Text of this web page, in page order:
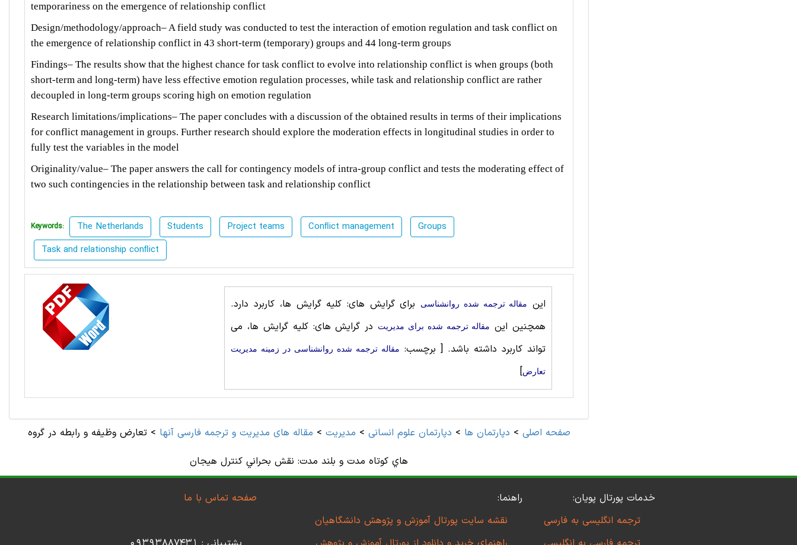
temporariness on the emergence of relationship conflict
Design/methodology/approach– A field study was conducted to test the interaction of emotion regulation and task conflict on
the emergence of relationship conflict in 43 short‐term (temporary) groups and 44 long‐term groups
Findings– The results show that the highest chance for task conflict to evolve into relationship conflict is when groups (both
short‐term and long‐term) have less effective emotion regulation processes, while task and relationship conflict are rather
decoupled in long‐term groups scoring high on emotion regulation
Research limitations/implications– The paper concludes with a discussion of the obtained results in terms of their implications
for conflict management in groups. Further research should explore the moderation effects in longitudinal studies in order to
fully test the variables in the model
Originality/value– The paper answers the call for contingency models of intra‐group conflict and tests the moderating effect of
two such contingencies in the relationship between task and relationship conflict
Keywords: The Netherlands Students Project teams Conﬂict management
Groups
Task and relationship conﬂict
این مقاله ترجمه شده روانشناسی
برای گرایش های: کلیه گرایش ها، کاربرد دارد.
همچنین این مقاله ترجمه شده برای مديريت
در گرایش های: کلیه گرایش ها، می
تواند کاربرد داشته باشد. [ برچسب: مقاله ترجمه شده روانشناسی در زمینه مديريت
تعارض]
صفحه اصلی > دپارتمان ها > دپارتمان علوم انسانی > مديريت > مقاله های مديريت و ترجمه فارسی آنها >تعارض وظيفه و رابطه در گروه
هاي كوتاه مدت و بلند مدت: نقش بحراني كنترل هيجان
خدمات پورتال پویان:
ترجمه انگلیسی به فارسی
راهنما:
نقشه سایت پورتال آموزش و پژوهش دانشگاهیان
صفحه تماس با ما